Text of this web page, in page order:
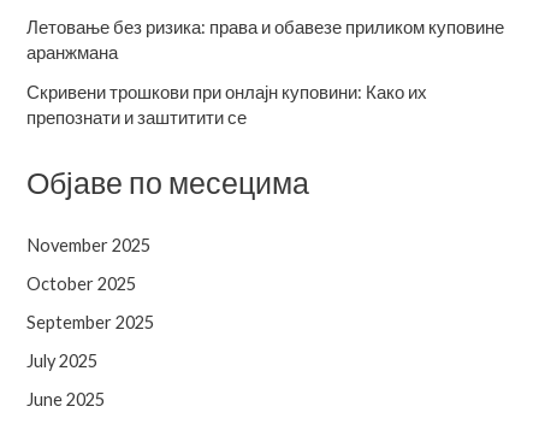
Летовање без ризика: права и обавезе приликом куповине
аранжмана
Скривени трошкови при онлајн куповини: Како их
препознати и заштитити се
Објаве по месецима
November 2025
October 2025
September 2025
July 2025
June 2025